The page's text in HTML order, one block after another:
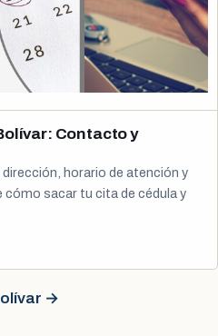
Contacto y
horario de atención y
sacar tu cita de cédula y
→